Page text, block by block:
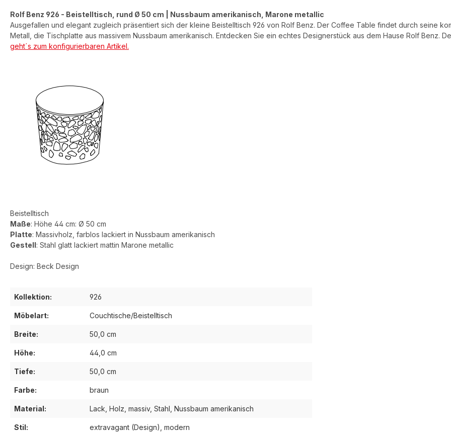
Rolf Benz 926 - Beistelltisch, rund Ø 50 cm | Nussbaum amerikanisch, Marone metallic
Ausgefallen und elegant zugleich präsentiert sich der kleine Beistelltisch 926 von Rolf Benz. Der Coffee Table findet durch seine
Metall, die Tischplatte aus massivem Nussbaum amerikanisch. Entdecken Sie ein echtes Designerstück aus dem Hause Rolf Benz.
geht´s zum konfigurierbaren Artikel.
Beistelltisch
Maße: Höhe 44 cm: Ø 50 cm
Platte: Massivholz, farblos lackiert in Nussbaum amerikanisch
Gestell: Stahl glatt lackiert mattin Marone metallic
Design: Beck Design
Kollektion: 926
Möbelart: Couchtische/Beistelltisch
Breite: 50,0 cm
Höhe: 44,0 cm
Tiefe: 50,0 cm
Farbe: braun
Material: Lack, Holz, massiv, Stahl, Nussbaum amerikanisch
Stil: extravagant (Design), modern